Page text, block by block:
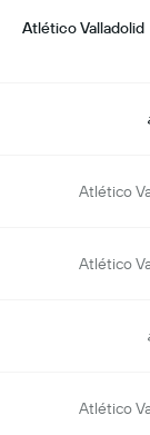
Atlético Valladolid
Atlético
Atlético
Atlético